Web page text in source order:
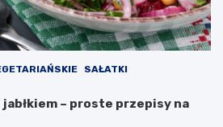
SAŁATKI
jabłkiem – proste przepisy na